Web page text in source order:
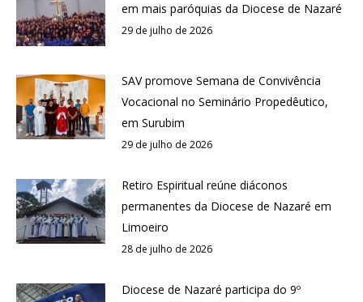
em mais paróquias da Diocese de Nazaré
29 de julho de 2026
SAV promove Semana de Convivência
Vocacional no Seminário Propedêutico,
em Surubim
29 de julho de 2026
Retiro Espiritual reúne diáconos
permanentes da Diocese de Nazaré em
Limoeiro
28 de julho de 2026
Diocese de Nazaré participa do 9º